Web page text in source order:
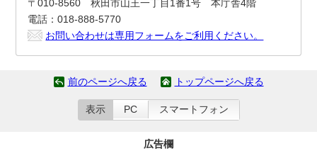
〒010-8560 秋田市山王一丁目1番1号 本庁舎4階
電話：018-888-5770
お問い合わせは専用フォームをご利用ください。
前のページへ戻る トップページへ戻る
表示 PC スマートフォン
広告欄